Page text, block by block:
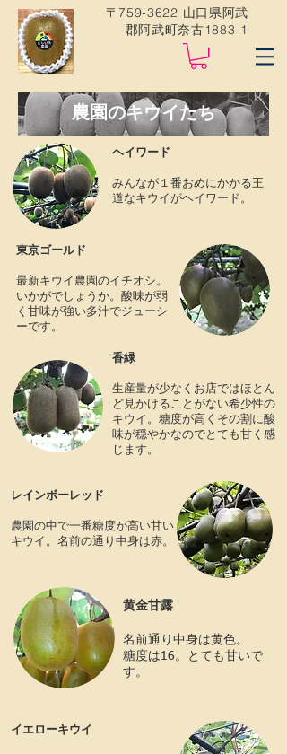
〒759-3622 山口県阿武
郡阿武町奈古1883-1
農園のキウイたち
ヘイワード
みんなが１番おめにかかる王
道なキウイがヘイワード。
レインボーレッド
​農園の中で一番糖度が高い甘い
キウイ。名前の通り中身は赤。
東京ゴールド
​最新キウイ農園のイチオシ。
いかがでしょうか。酸味が弱
く甘味が強い多汁でジューシ
ーです。
香緑
​生産量が少なくお店ではほとん
ど見かけることがない希少性の
キウイ。糖度が高くその割に酸
味が穏やかなのでとても甘く感
じます。
黄金甘露
​名前通り中身は黄色。
​糖度は16。とても甘いで
す。
​イエローキウイ